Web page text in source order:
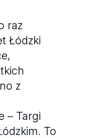
raz
Łódzki
z
– Targi
To